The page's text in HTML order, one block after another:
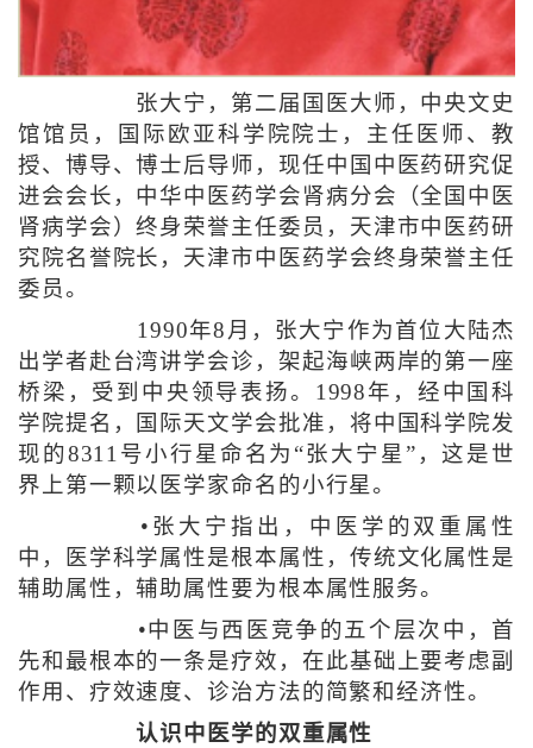
张大宁，第二届国医大师，中央文史
馆馆员，国际欧亚科学院院士，主任医师、教
授、博导、博士后导师，现任中国中医药研究促
进会会长，中华中医药学会肾病分会（全国中医
肾病学会）终身荣誉主任委员，天津市中医药研
究院名誉院长，天津市中医药学会终身荣誉主任
委员。
1990年8月，张大宁作为首位大陆杰
出学者赴台湾讲学会诊，架起海峡两岸的第一座
桥梁，受到中央领导表扬。1998年，经中国科
学院提名，国际天文学会批准，将中国科学院发
现的8311号小行星命名为“张大宁星”，这是世
界上第一颗以医学家命名的小行星。
•张大宁指出，中医学的双重属性
中，医学科学属性是根本属性，传统文化属性是
辅助属性，辅助属性要为根本属性服务。
•中医与西医竞争的五个层次中，首
先和最根本的一条是疗效，在此基础上要考虑副
作用、疗效速度、诊治方法的简繁和经济性。
认识中医学的双重属性